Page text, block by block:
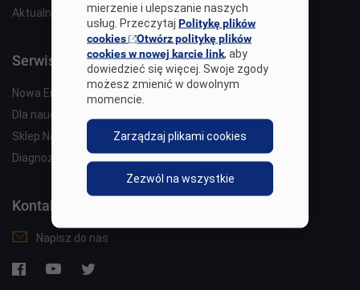
Aktualności
Serwisy Nowej Ery
Nowa Era
Dla nauczyciela
Sklep Nowej Ery
Diagnoza Nowej Ery
Kontakt
Napisz do nas
mierzenie i ulepszanie naszych
usług. Przeczytaj Politykę plików
cookies
Otwórz politykę plików
cookies w nowej karcie link, aby
dowiedzieć się więcej. Swoje zgody
możesz zmienić w dowolnym
momencie.
Zarządzaj plikami cookies
Zezwól na wszystkie